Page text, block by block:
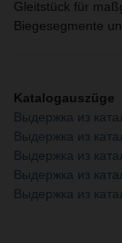
Gleitstück für
Biegesegmente
Katalogauszüge
Выдержка из
Выдержка из
Выдержка из
Выдержка из
Выдержка из